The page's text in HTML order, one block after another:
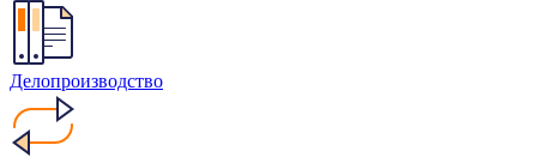
Делопроизводство